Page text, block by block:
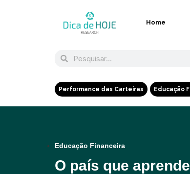
Home
Performance das Carteiras Educação
Educação Financeira
O país que